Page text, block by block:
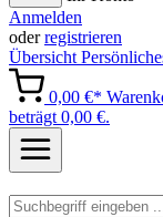
Anmelden
oderregistrieren
Übersicht
0,00 €*
beträgt 0,00 €.